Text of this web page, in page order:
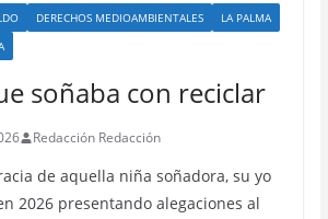
DERECHOS MEDIOAMBIENTALES
LA PALMA
soñaba con reciclar
Redacción Redacción
de aquella niña soñadora, su yo
2026 presentando alegaciones al